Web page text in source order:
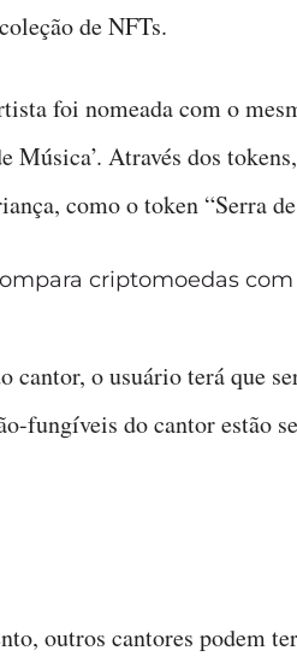
de NFTs.
foi nomeada com o
Música’. Através dos
como o token “Serra
criptomoedas
cantor, o usuário terá que
fungíveis do cantor estão
outros cantores podem